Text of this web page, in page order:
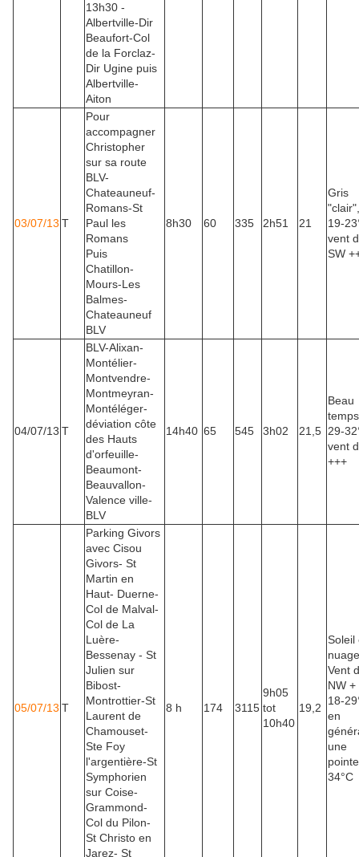
13h30 -
Albertville-Dir
Beaufort-Col
de la Forclaz-
Dir Ugine puis
Albertville-
Aiton
03/07/13 T
Pour
accompagner
Christopher
sur sa route
BLV-
Chateauneuf-
Romans-St
Paul les
Romans
Puis
Chatillon-
Mours-Les
Balmes-
Chateauneuf
BLV
8h30 60 335 2h51 21
Gris
"clair",
19-
vent
SW
04/07/13 T
BLV-Alixan-
Montélier-
Montvendre-
Montmeyran-
Montéléger-
déviation côte
des Hauts
d'orfeuille-
Beaumont-
Beauvallon-
Valence ville-
BLV
14h40 65 545 3h02 21,5
Beau
temps
29-
vent
+++
05/07/13 T
Parking Givors
avec Cisou
Givors- St
Martin en
Haut- Duerne-
Col de Malval-
Col de La
Luère-
Bessenay - St
Julien sur
Bibost-
Montrottier-St
Laurent de
Chamouset-
Ste Foy
l'argentière-St
Symphorien
sur Coise-
Grammond-
Col du Pilon-
St Christo en
Jarez- St
8 h 174 3115
9h05
tot
10h40
19,2
Soleil
Vent
NW +
18-
en
une
34°C